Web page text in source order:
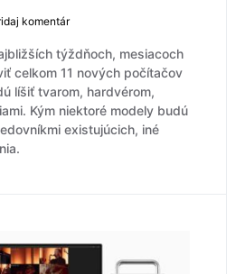
komentár
týždňoch, mesiacoch
celkom 11 nových počítačov
líšiť tvarom, hardvérom,
Kým niektoré modely budú
existujúcich, iné